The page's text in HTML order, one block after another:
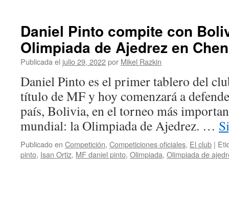
Daniel Pinto compite con
Olimpiada de Ajedrez en
Publicada el julio 29, 2022por Mikel Razkin
Daniel Pinto es el primer tablero del
título de MF y hoy comenzará a
país, Bolivia, en el torneo más
mundial: la Olimpiada de Ajedrez. …
Publicado en Competición, Competiciones oficiales, El club |
pinto, Isan Ortiz, MF daniel pinto, Olimpiada, Olimpiada de